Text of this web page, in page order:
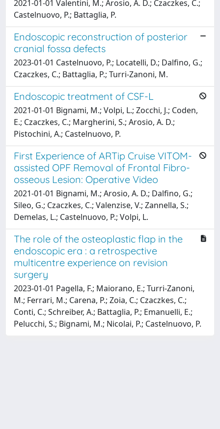
2021-01-01 Valentini, M.; Arosio, A. D.; Czaczkes, C.;
Castelnuovo, P.; Battaglia, P.
Endoscopic reconstruction of posterior
cranial fossa defects
2023-01-01 Castelnuovo, P.; Locatelli, D.; Dalfino, G.;
Czaczkes, C.; Battaglia, P.; Turri-Zanoni, M.
Endoscopic treatment of CSF-L
2021-01-01 Bignami, M.; Volpi, L.; Zocchi, J.; Coden,
E.; Czaczkes, C.; Margherini, S.; Arosio, A. D.;
Pistochini, A.; Castelnuovo, P.
First Experience of ARTip Cruise VITOM-
assisted OPF Removal of Frontal Fibro-
osseous Lesion: Operative Video
2021-01-01 Bignami, M.; Arosio, A. D.; Dalfino, G.;
Sileo, G.; Czaczkes, C.; Valenzise, V.; Zannella, S.;
Demelas, L.; Castelnuovo, P.; Volpi, L.
The role of the osteoplastic flap in the
endoscopic era : a retrospective
multicentre experience on revision
surgery
2023-01-01 Pagella, F.; Maiorano, E.; Turri-Zanoni,
M.; Ferrari, M.; Carena, P.; Zoia, C.; Czaczkes, C.;
Conti, C.; Schreiber, A.; Battaglia, P.; Emanuelli, E.;
Pelucchi, S.; Bignami, M.; Nicolai, P.; Castelnuovo, P.